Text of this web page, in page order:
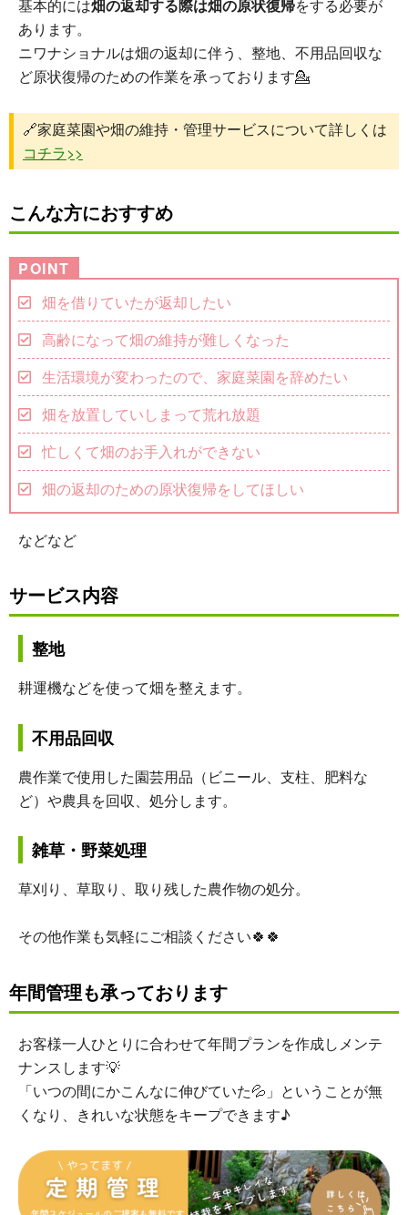
基本的には畑の返却する際は畑の原状復帰をする必要が
あります。
ニワナショナルは畑の返却に伴う、整地、不用品回収な
ど原状復帰のための作業を承っております💁
🔗家庭菜園や畑の維持・管理サービスについて詳しくは
コチラ>>
こんな方におすすめ
畑を借りていたが返却したい
高齢になって畑の維持が難しくなった
生活環境が変わったので、家庭菜園を辞めたい
畑を放置していしまって荒れ放題
忙しくて畑のお手入れができない
畑の返却のための原状復帰をしてほしい
などなど
サービス内容
整地
耕運機などを使って畑を整えます。
不用品回収
農作業で使用した園芸用品（ビニール、支柱、肥料な
ど）や農具を回収、処分します。
雑草・野菜処理
草刈り、草取り、取り残した農作物の処分。
その他作業も気軽にご相談ください🍀🍀
年間管理も承っております
お客様一人ひとりに合わせて年間プランを作成しメンテ
ナンスします💡
「いつの間にかこんなに伸びていた💦」ということが無
くなり、きれいな状態をキープできます♪